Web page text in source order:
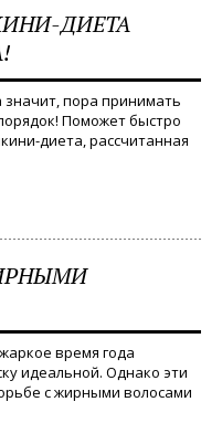
ДИЕТА
значит, пора принимать
Поможет быстро
диета, рассчитанная
время года
идеальной. Однако эти
с жирными волосами